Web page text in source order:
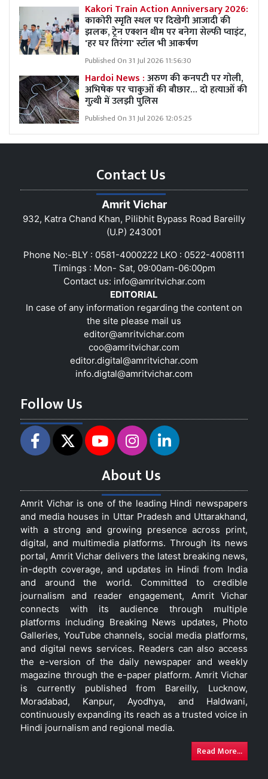
Kakori Train Action Anniversary 2026:
काकोरी स्मृति स्थल पर दिखेगी आजादी की
झलक, ट्रेन एक्शन थीम पर बनेगा सेल्फी प्वाइंट,
'हर घर तिरंगा' स्टॉल भी आकर्षण
Published On 31 Jul 2026 11:56:30
Hardoi News :अरुण की कनपटी पर गोली,
अभिषेक पर चाकुओं की बौछार… दो हत्याओं की
गुत्थी में उलझी पुलिस
Published On 31 Jul 2026 12:05:25
Contact Us
Amrit Vichar
932, Katra Chand Khan, Pilibhit Bypass Road Bareilly
(U.P) 243001
Phone No:-BLY : 0581-4000222 LKO : 0522-4008111
Timings : Mon- Sat, 09:00am-06:00pm
Contact us: info@amritvichar.com
EDITORIAL
In case of any information regarding the content on
the site please mail us
editor@amritvichar.com
coo@amritvichar.com
editor.digital@amritvichar.com
info.digtal@amritvichar.com
Follow Us
About Us
Amrit Vichar is one of the leading Hindi newspapers
and media houses in Uttar Pradesh and Uttarakhand,
with a strong and growing presence across print,
digital, and multimedia platforms. Through its news
portal, Amrit Vichar delivers the latest breaking news,
in-depth coverage, and updates in Hindi from India
and around the world. Committed to credible
journalism and reader engagement, Amrit Vichar
connects with its audience through multiple
platforms including Breaking News updates, Photo
Galleries, YouTube channels, social media platforms,
and digital news services. Readers can also access
the e-version of the daily newspaper and weekly
magazine through the e-paper platform. Amrit Vichar
is currently published from Bareilly, Lucknow,
Moradabad, Kanpur, Ayodhya, and Haldwani,
continuously expanding its reach as a trusted voice in
Hindi journalism and regional media.
Read More...